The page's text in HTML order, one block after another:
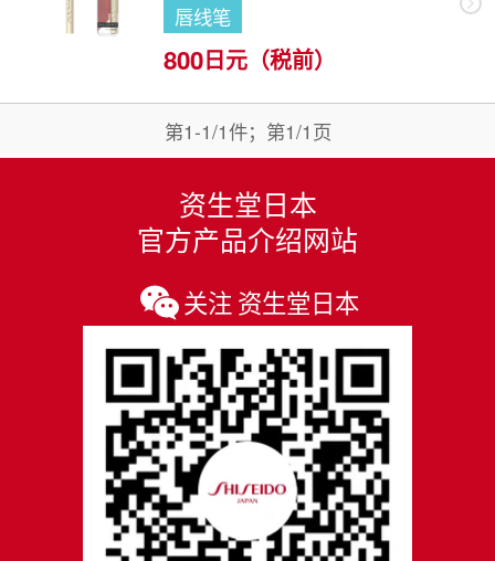
唇线笔
800日元（税前）
第1-1/1件；第1/1页
资生堂日本
官方产品介绍网站
关注 资生堂日本